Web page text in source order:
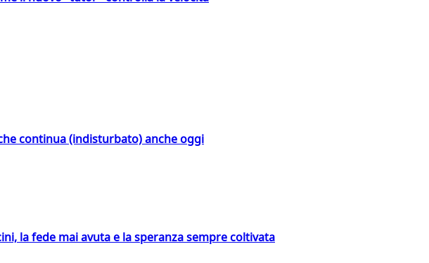
continua (indisturbato) anche oggi
la fede mai avuta e la speranza sempre coltivata